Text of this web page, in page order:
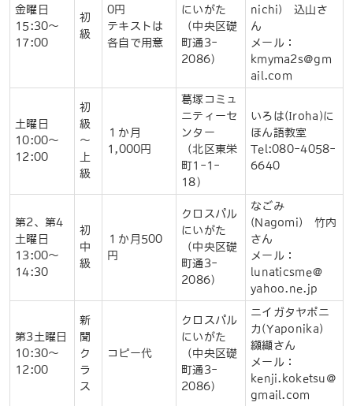
金曜日
15:30～
17:00
初
級
0円
テキストは
各自で用意
にいがた
（中央区礎
町通3-
2086）
nichi) 込山さ
ん
メール：
kmyma2s@gm
ail.com
土曜日
10:00～
12:00
初
級
～
上
級
１か月
1,000円
葛塚コミュ
ニティーセ
ンター
（北区東栄
町1-1-
18）
いろは(Iroha)に
ほん語教室
Tel:080-4058-
6640
第2、第4
土曜日
13:00〜
14:30
初
中
級
１か月500
円
クロスパル
にいがた
（中央区礎
町通3-
2086）
なごみ
(Nagomi) 竹内
さん
メール：
lunaticsme＠
yahoo.ne.jp
第3土曜日
10:30～
12:00
新
聞
ク
ラ
ス
コピー代
クロスパル
にいがた
（中央区礎
町通3-
2086）
ニイガタヤポニ
カ(Yaponika)
纐纈さん
メール：
kenji.koketsu@
gmail.com